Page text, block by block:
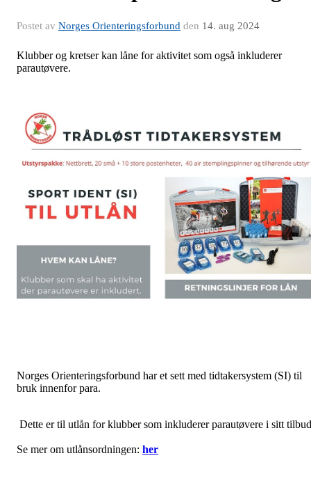
Postet av Norges Orienteringsforbund den 14. aug 2024
Klubber og kretser kan låne for aktivitet som også inkluderer
parautøvere.
Norges Orienteringsforbund har et sett med tidtakersystem (SI) til
bruk innenfor para.
Dette er til utlån for klubber som inkluderer parautøvere i sitt
Se mer om utlånsordningen: her